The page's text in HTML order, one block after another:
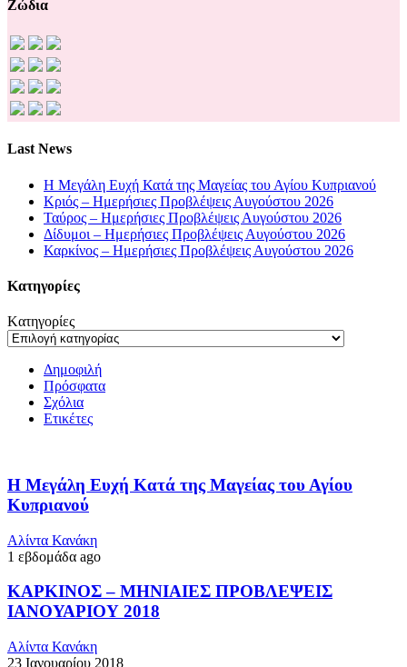
Ζώδια
Last News
Η Μεγάλη Ευχή Κατά της Μαγείας του Αγίου Κυπριανού
Κριός – Ημερήσιες Προβλέψεις Αυγούστου 2026
Ταύρος – Ημερήσιες Προβλέψεις Αυγούστου 2026
Δίδυμοι – Ημερήσιες Προβλέψεις Αυγούστου 2026
Καρκίνος – Ημερήσιες Προβλέψεις Αυγούστου 2026
Kατηγορίες
Kατηγορίες
Δημοφιλή
Πρόσφατα
Σχόλια
Ετικέτες
Η Μεγάλη Ευχή Κατά της Μαγείας του Αγίου
Κυπριανού
Αλίντα Κανάκη
1 εβδομάδα ago
ΚΑΡΚΙΝΟΣ – ΜΗΝΙΑΙΕΣ ΠΡΟΒΛΕΨΕΙΣ
ΙΑΝΟΥΑΡΙΟΥ 2018
Αλίντα Κανάκη
23 Ιανουαρίου 2018